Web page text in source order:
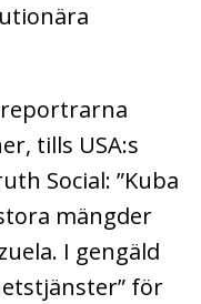
tills USA:s
Social: ”Kuba
mängder
I gengäld
för